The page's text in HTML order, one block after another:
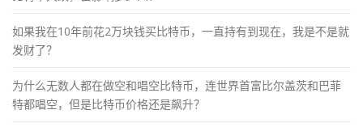
如果我在10年前花2万块钱买比特币，一直持有到现在，我是不是就
发财了？
为什么无数人都在做空和唱空比特币，连世界首富比尔盖茨和巴菲
特都唱空，但是比特币价格还是飙升？